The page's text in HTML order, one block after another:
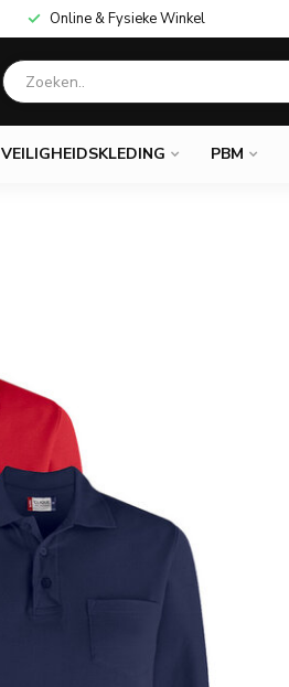
Online & Fysieke Winkel
VEILIGHEIDSKLEDING PBM